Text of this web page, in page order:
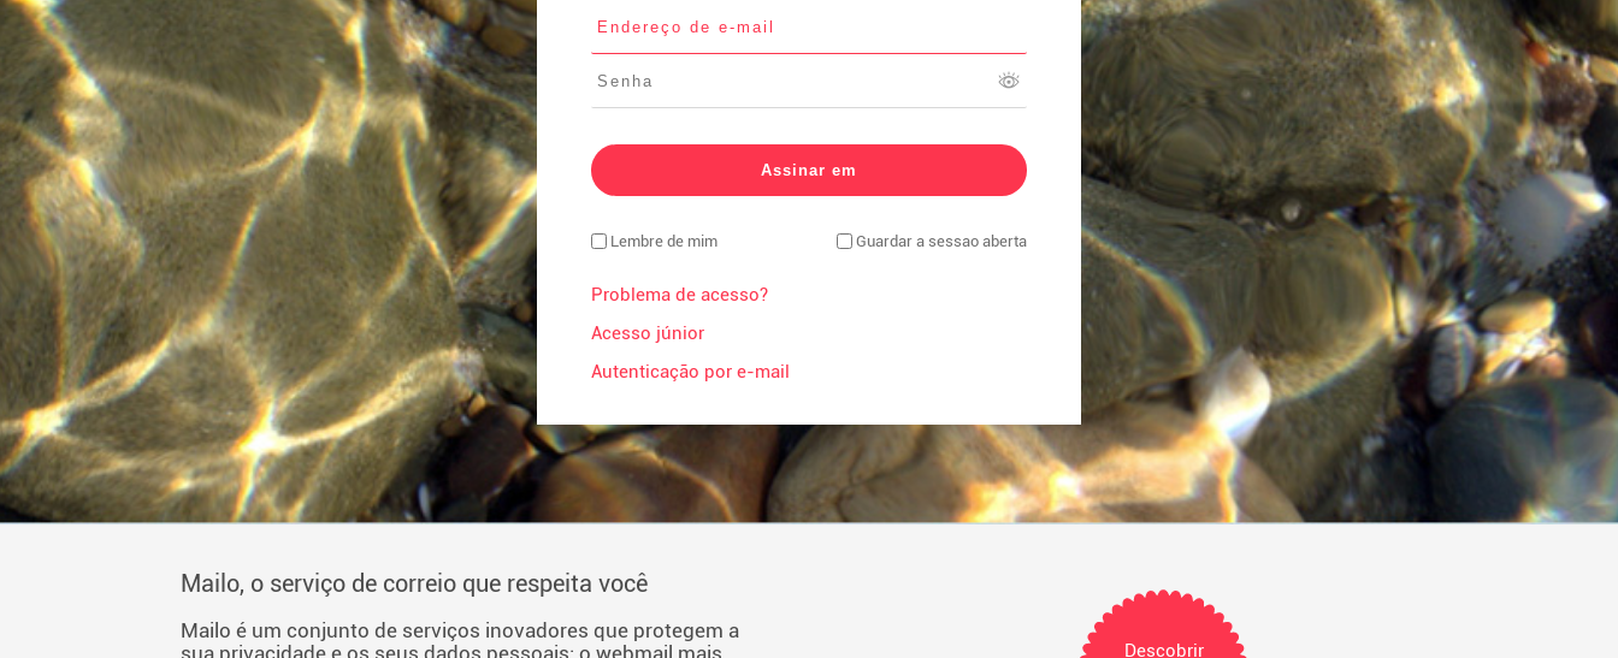
Lembre de mim Guardar a sessao aberta
Problema de acesso?
Acesso júnior
Autenticação por e-mail
Mailo, o serviço de correio que respeita você
Mailo é um conjunto de serviços inovadores que protegem a
sua privacidade e os seus dados pessoais: o webmail mais
Descobrir